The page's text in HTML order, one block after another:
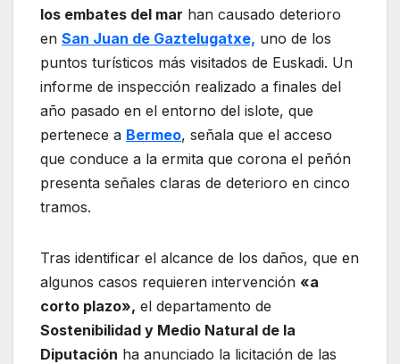
los embates del mar han causado deterioro
en San Juan de Gaztelugatxe, uno de los
puntos turísticos más visitados de Euskadi. Un
informe de inspección realizado a finales del
año pasado en el entorno del islote, que
pertenece a Bermeo, señala que el acceso
que conduce a la ermita que corona el peñón
presenta señales claras de deterioro en cinco
tramos.
Tras identificar el alcance de los daños, que en
algunos casos requieren intervención «a
corto plazo», el departamento de
Sostenibilidad y Medio Natural de la
Diputación ha anunciado la licitación de las